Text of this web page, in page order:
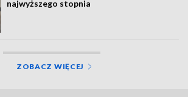
najwyższego stopnia
ZOBACZ WIĘCEJ